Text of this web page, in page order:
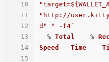
10
11
12
13
14
15
"http://
d" " -f4`
  %
Total
    %
Speed
Time